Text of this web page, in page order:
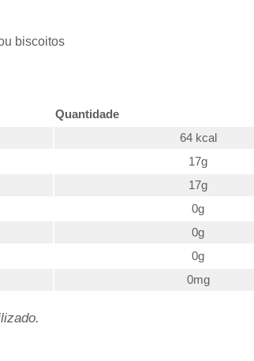
biscoitos
Quantidade
64 kcal
17g
17g
0g
0g
0g
0mg